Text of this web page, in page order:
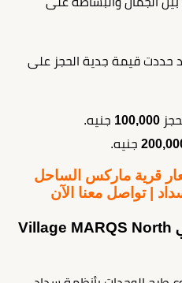
حددت قيمة جدية الحجز على
100,000 جنيه.
جنيه.
قرية ماركس الساحل
| تواصل معنا الآن
أنظمة الدفع والسداد في Village MARQS North